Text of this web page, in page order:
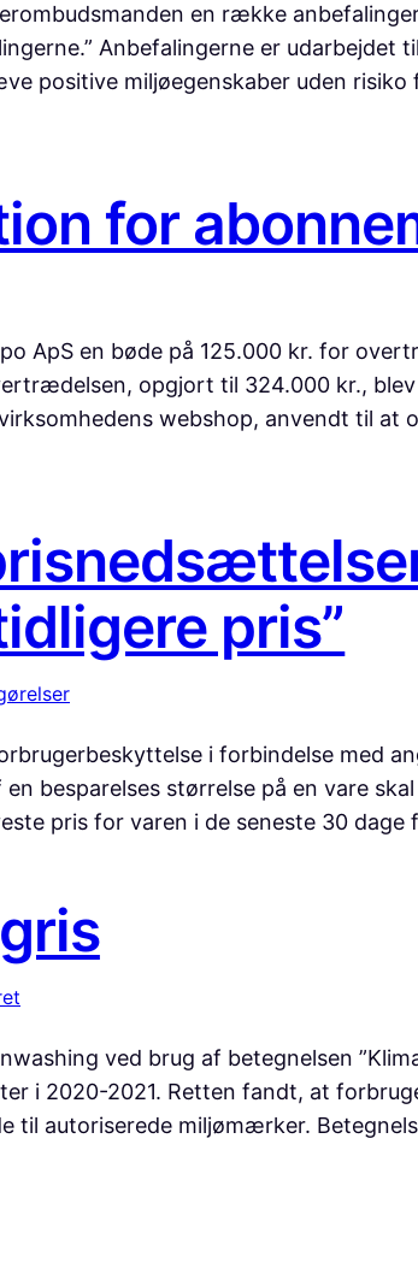
en række
Anbefalingerne er udarbejdet
positive miljøegenskaber uden
for
ApS en bøde på 125.000 kr. for
opgjort til 324.000 kr.,
webshop, anvendt til at
pris”
i forbindelse med
besparelses størrelse på en vare
pris for varen i de seneste 30
ved brug af betegnelsen
i 2020-2021. Retten fandt, at
til autoriserede miljømærker.